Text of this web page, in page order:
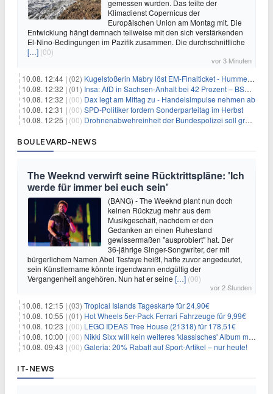
gemessen wurden. Das teilte der
Klimadienst Copernicus der
Europäischen Union am Montag mit. Die
Entwicklung hängt demnach teilweise mit den sich verstärkenden
El-Nino-Bedingungen im Pazifik zusammen. Die durchschnittliche
[…] (00)
vor 3 Minuten
10.08. 12:44 | (02) Kugelstoßerin Mabry löst EM-Finalticket - Hummel droht Aus
10.08. 12:32 | (01) Insa: AfD in Sachsen-Anhalt bei 42 Prozent – BSW legt zu
10.08. 12:32 | (00) Dax legt am Mittag zu - Handelsimpulse nehmen ab
10.08. 12:31 | (00) SPD-Politiker fordern Sonderparteitag im Herbst
10.08. 12:25 | (00) Drohnenabwehreinheit der Bundespolizei soll größer werden
BOULEVARD-NEWS
The Weeknd verwirft seine Rücktrittspläne: 'Ich
werde für immer bei euch sein'
(BANG) - The Weeknd plant nun doch
keinen Rückzug mehr aus dem
Musikgeschäft, nachdem er den
Gedanken an einen Ruhestand
gewissermaßen "ausprobiert" hat. Der
36-jährige Singer-Songwriter, der mit
bürgerlichem Namen Abel Tesfaye heißt, hatte zuvor angedeutet,
sein Künstlername könnte irgendwann endgültig der
Vergangenheit angehören. Nun hat er seine […] (00)
vor 2 Stunden
10.08. 12:15 | (03) Tropical Islands Tageskarte für 24,90€
10.08. 10:55 | (01) Hot Wheels 5er-Pack Ferrari Fahrzeuge für 9,99€
10.08. 10:23 | (00) LEGO IDEAS Tree House (21318) für 178,51€
10.08. 10:00 | (00) Nikki Sixx will kein weiteres 'klassisches' Album mehr aufnehmen
10.08. 09:43 | (00) Galeria: 20% Rabatt auf Sport-Artikel – nur heute!
IT-NEWS